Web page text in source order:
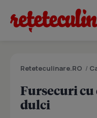
Reteteculinare.RO /
Fursecuri cu
dulci